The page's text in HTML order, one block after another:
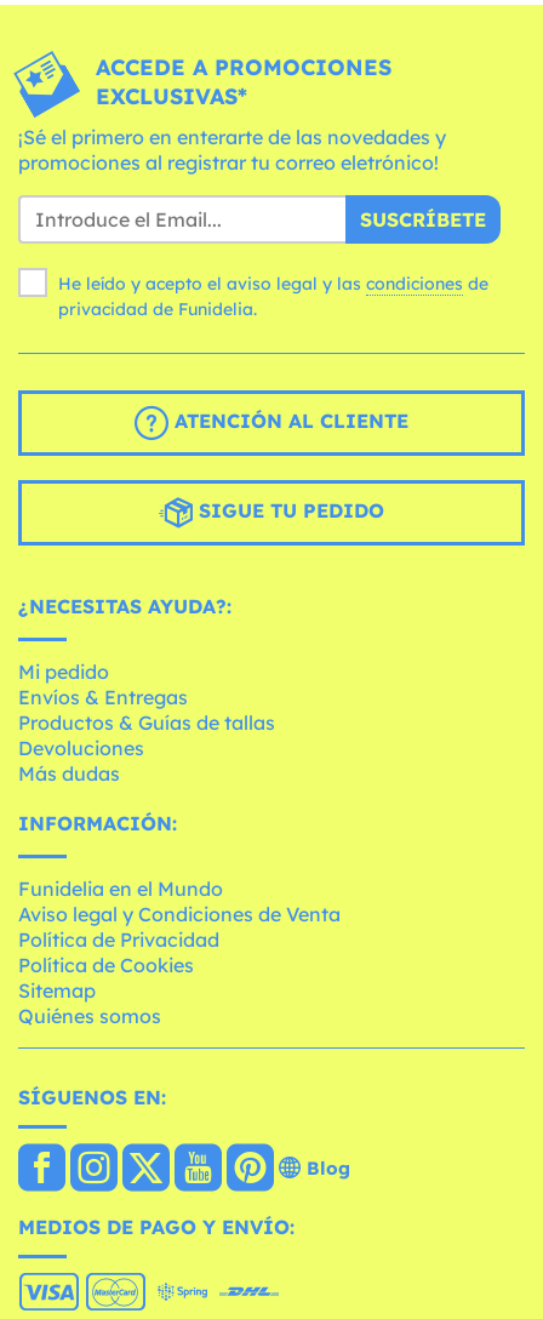
ACCEDE A PROMOCIONES
EXCLUSIVAS*
¡Sé el primero en enterarte de las novedades y
promociones al registrar tu correo eletrónico!
SUSCRÍBETE
He leído y acepto el aviso legal y las condiciones
privacidad de Funidelia.
ATENCIÓN AL CLIENTE
SIGUE TU PEDIDO
¿NECESITAS AYUDA?:
Mi pedido
Envíos & Entregas
Productos & Guías de tallas
Devoluciones
Más dudas
INFORMACIÓN:
Funidelia en el Mundo
Aviso legal y Condiciones de Venta
Política de Privacidad
Política de Cookies
Sitemap
Quiénes somos
SÍGUENOS EN:
Blog
MEDIOS DE PAGO Y ENVÍO: